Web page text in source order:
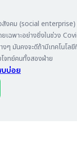
สังคม (social
เฉพาะอย่างยิ่งในช่วง
ๆ มันคงจะดีถ้ามีเทคโนโล
จทย์คนทั้งสองฝ่าย
บบ่อย